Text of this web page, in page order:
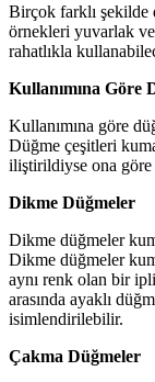
Birçok farklı şekilde
örnekleri yuvarlak
rahatlıkla
Kullanımına Göre
Kullanımına göre
Düğme çeşitleri
iliştirildiyse ona
Dikme Düğmeler
Dikme düğmeler
Dikme düğmeler
aynı renk olan bir
arasında ayaklı
isimlendirilebilir.
Çakma Düğmeler